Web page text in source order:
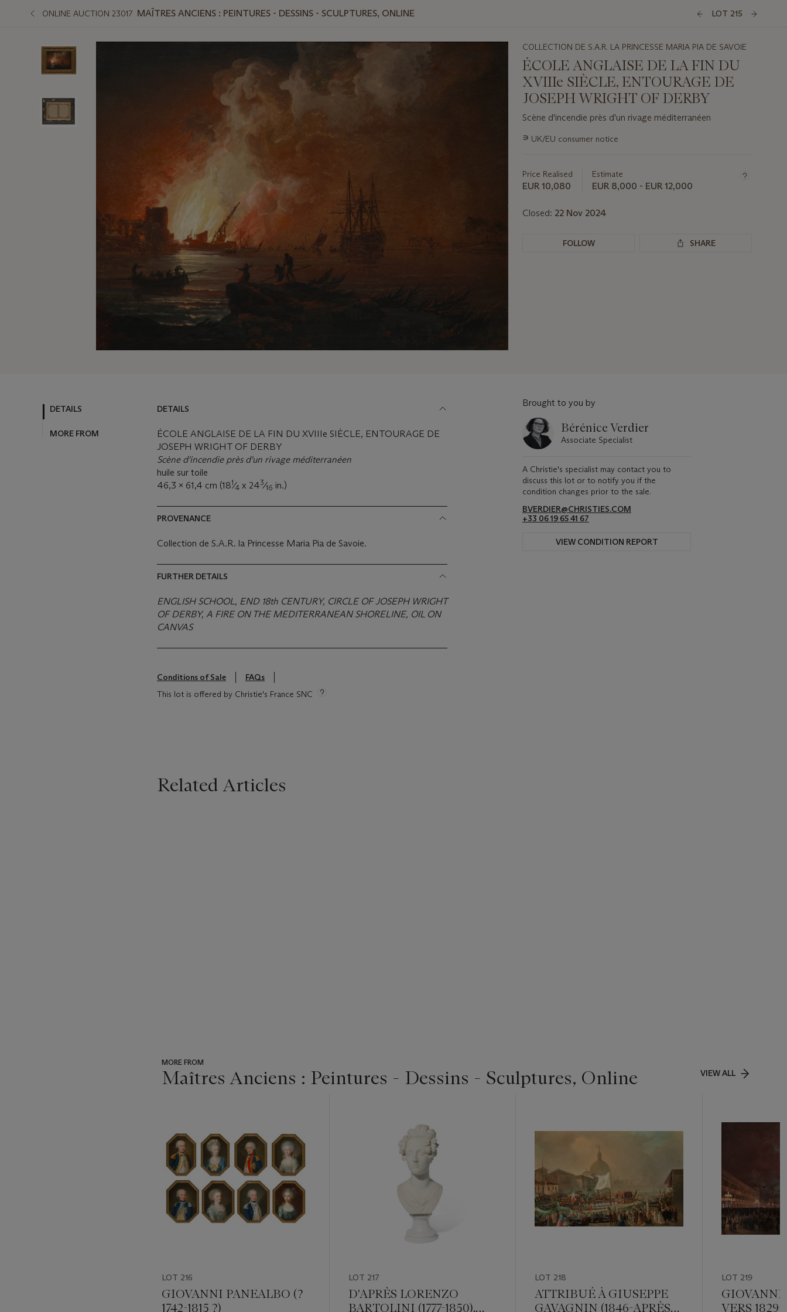
ONLINE AUCTION 23017 MAÎTRES ANCIENS : PEINTURES - DESSINS - SCULPTURES, ONLINE LOT 215
COLLECTION DE S.A.R. LA PRINCESSE MARIA PIA DE SAVOIE
ÉCOLE ANGLAISE DE LA FIN DU
XVIIIe SIÈCLE, ENTOURAGE DE
JOSEPH WRIGHT OF DERBY
Scène d'incendie près d'un rivage méditerranéen
Important
lot
∍ UK/EU consumer notice
Price Realised
EUR 10,080
Estimate
EUR 8,000 - EUR 12,000
Closed: 22 Nov 2024
FOLLOW SHARE
DETAILS
MORE FROM
DETAILS
ÉCOLE ANGLAISE DE LA FIN DU XVIIIe SIÈCLE, ENTOURAGE DE
JOSEPH WRIGHT OF DERBY
Scène d'incendie près d'un rivage méditerranéen
huile sur toile
46,3 x 61,4 cm (181⁄4 x 243⁄16 in.)
PROVENANCE
Collection de S.A.R. la Princesse Maria Pia de Savoie.
FURTHER DETAILS
ENGLISH SCHOOL, END 18th CENTURY, CIRCLE OF JOSEPH WRIGHT
OF DERBY, A FIRE ON THE MEDITERRANEAN SHORELINE, OIL ON
CANVAS
Conditions of Sale
FAQs
This lot is offered by Christie's France SNC
Brought to you by
Bérénice Verdier
Associate Specialist
A Christie's specialist may contact you to
discuss this lot or to notify you if the
condition changes prior to the sale.
BVERDIER@CHRISTIES.COM
+33 06 19 65 41 67
VIEW CONDITION REPORT
Related Articles
MORE FROM
Maîtres Anciens : Peintures - Dessins - Sculptures, Online VIEW ALL
LOT 216
GIOVANNI PANEALBO (?
1742-1815 ?)
LOT 217
D'APRÈS LORENZO
BARTOLINI (1777-1850),
LOT 218
ATTRIBUÉ À GIUSEPPE
GAVAGNIN (1846-APRÈS
LOT 219
GIOVANNI
VERS 1829-